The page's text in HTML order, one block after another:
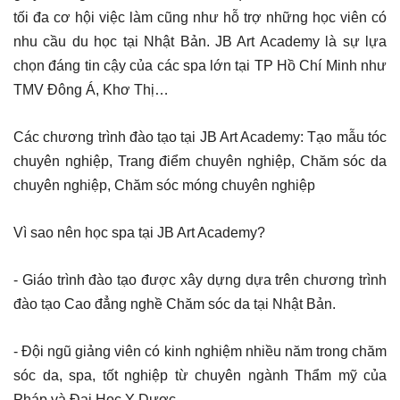
tối đa cơ hội việc làm cũng như hỗ trợ những học viên có
nhu cầu du học tại Nhật Bản. JB Art Academy là sự lựa
chọn đáng tin cậy của các spa lớn tại TP Hồ Chí Minh như
TMV Đông Á, Khơ Thị…
Các chương trình đào tạo tại JB Art Academy: Tạo mẫu tóc
chuyên nghiệp, Trang điểm chuyên nghiệp, Chăm sóc da
chuyên nghiệp, Chăm sóc móng chuyên nghiệp
Vì sao nên học spa tại JB Art Academy?
- Giáo trình đào tạo được xây dựng dựa trên chương trình
đào tạo Cao đẳng nghề Chăm sóc da tại Nhật Bản.
- Đội ngũ giảng viên có kinh nghiệm nhiều năm trong chăm
sóc da, spa, tốt nghiệp từ chuyên ngành Thẩm mỹ của